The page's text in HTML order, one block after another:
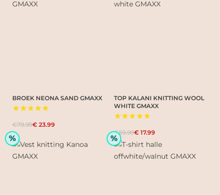
BROEK NEONA SAND GMAXX
★★★★★
€79.99€ 23.99
TOP KALANI KNITTING WOOL
WHITE GMAXX
★★★★★
€59.99€ 17.99
% %